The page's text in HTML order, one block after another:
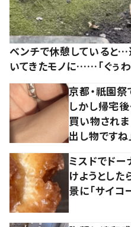
ベンチで休憩していると…
いてきたモノに……「ぐぅわ
京都・祇園
しかし帰宅
買い物されま
出し物ですね
ミスドでド
けようとし
景に「サイコ